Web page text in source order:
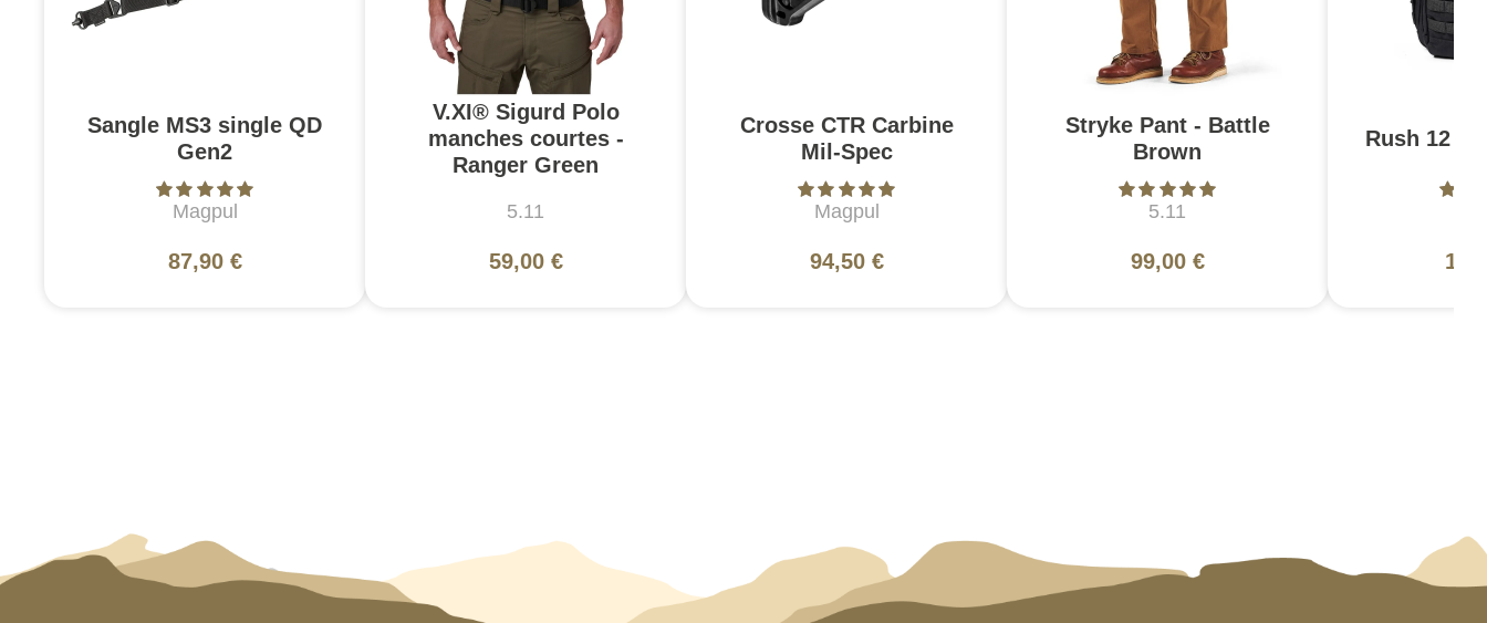
Sangle MS3 single QD
Gen2
Magpul
87,90 €
V.XI® Sigurd Polo
manches courtes -
Ranger Green
5.11
59,00 €
Crosse CTR Carbine
Mil-Spec
Magpul
94,50 €
Stryke Pant - Battle
Brown
5.11
99,00 €
Rush 12